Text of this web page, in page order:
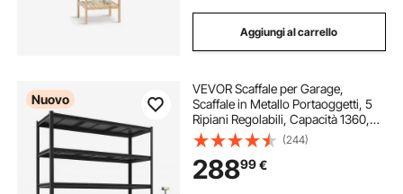
Aggiungi al carrello
Nuovo
VEVOR Scaffale per Garage,
Scaffale in Metallo Portaoggetti, 5
Ripiani Regolabili, Capacità 1360,8
kg, Scaffalatura Multiuso, per
Officina, Magazzino, Cantina e
Bagno, 151,1 cm Lx52,2 cm Px181,3
cm A
(244)
28899€